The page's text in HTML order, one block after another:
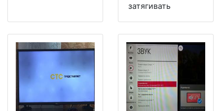
затягивать